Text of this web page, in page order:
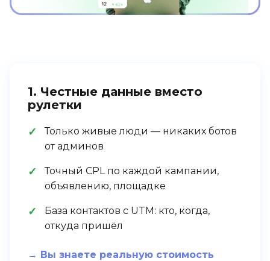
1. Честные данные вместо
рулетки
Только живые люди — никаких ботов
от админов
Точный CPL по каждой кампании,
объявлению, площадке
База контактов с UTM: кто, когда,
откуда пришёл
→ Вы знаете реальную стоимость